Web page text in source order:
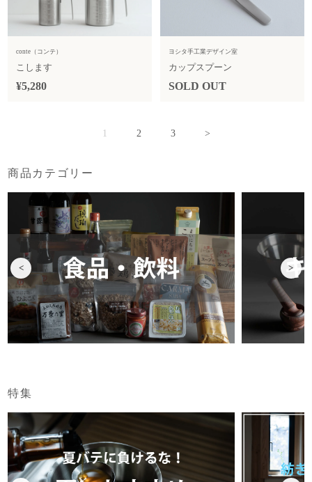
conte（コンテ）
こします
¥5,280
ヨシタ手工業デザイン室
カップスプーン
SOLD OUT
1 2 3 >
商品カテゴリー
< >
特集